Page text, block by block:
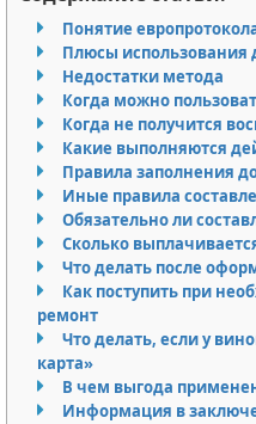
Миграционное право
Административное
Пенсия, пособия и
Семейное право
Льготы и компенсации
Наследство и
Медицинское право
Уголовное право
Отказ от
Понятие
Плюсы использования
Недостатки метода
Когда можно
Когда не получится
Какие выполняются
Правила заполнения
Иные правила
Обязательно ли
Сколько
Что делать после
Как поступить при
ремонт
Что делать, если у
карта»
В чем выгода
Информация в